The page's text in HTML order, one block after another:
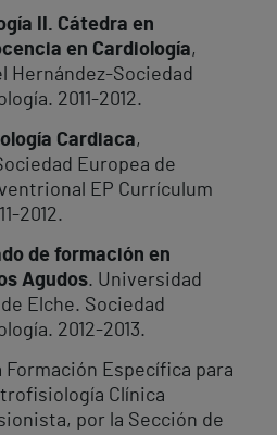
II. Cátedra en
en Cardiología,
Hernández-Sociedad
2011-2012.
Cardiaca,
Europea de
EP Currículum
2012.
de formación en
Agudos. Universidad
Elche. Sociedad
2012-2013.
Formación Específica para
Clínica
por la Sección de